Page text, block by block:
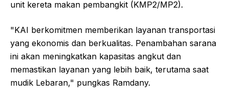
unit kereta makan pembangkit (KMP2/MP2).
"KAI berkomitmen memberikan layanan transportasi
yang ekonomis dan berkualitas. Penambahan sarana
ini akan meningkatkan kapasitas angkut dan
memastikan layanan yang lebih baik, terutama saat
mudik Lebaran," pungkas Ramdany.